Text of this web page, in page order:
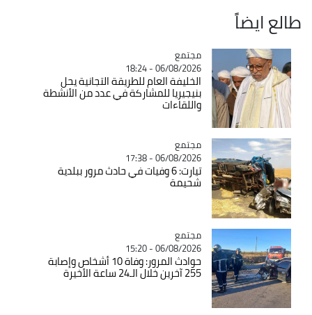
طالع ايضاً
Catégorie
مجتمع
06/08/2026 - 18:24
الخليفة العام للطريقة التجانية يحل
بنيجيريا للمشاركة في عدد من الأنشطة
واللقاءات
Catégorie
مجتمع
06/08/2026 - 17:38
تيارت: 6 وفيات في حادث مرور ببلدية
شحيمة
Catégorie
مجتمع
06/08/2026 - 15:20
حوادث المرور: وفاة 10 أشخاص وإصابة
255 آخرين خلال الـ24 ساعة الأخيرة